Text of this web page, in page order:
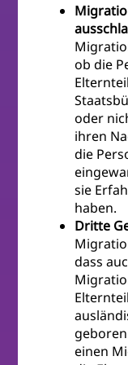
ob die
oder
ihren
die
sie
haben.
Dritte
dass
einen